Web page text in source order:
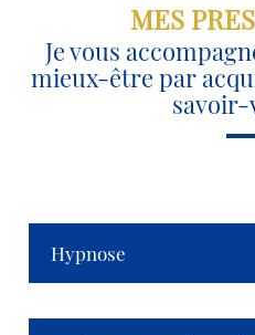
MES
Je vous
mieux-être par
Hypnose